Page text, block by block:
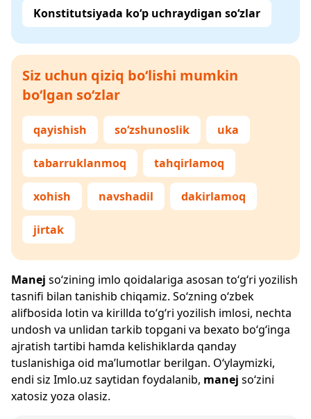
Konstitutsiyada ko‘p uchraydigan so‘zlar
Siz uchun qiziq bo‘lishi mumkin
bo‘lgan so‘zlar
qayishish so‘zshunoslik uka
tabarruklanmoq tahqirlamoq
xohish navshadil dakirlamoq
jirtak
Manej so‘zining imlo qoidalariga asosan to‘g‘ri yozilish
tasnifi bilan tanishib chiqamiz. So‘zning o‘zbek
alifbosida lotin va kirillda to‘g‘ri yozilish imlosi, nechta
undosh va unlidan tarkib topgani va bexato bo‘g‘inga
ajratish tartibi hamda kelishiklarda qanday
tuslanishiga oid ma’lumotlar berilgan. O‘ylaymizki,
endi siz Imlo.uz saytidan foydalanib, manej so‘zini
xatosiz yoza olasiz.